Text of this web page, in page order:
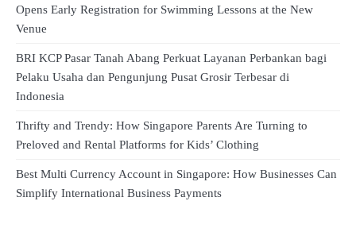
Opens Early Registration for Swimming Lessons at the New
Venue
BRI KCP Pasar Tanah Abang Perkuat Layanan Perbankan bagi
Pelaku Usaha dan Pengunjung Pusat Grosir Terbesar di
Indonesia
Thrifty and Trendy: How Singapore Parents Are Turning to
Preloved and Rental Platforms for Kids’ Clothing
Best Multi Currency Account in Singapore: How Businesses Can
Simplify International Business Payments